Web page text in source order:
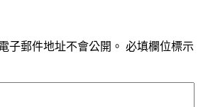
子郵件地址不會公開。 必填欄位標示